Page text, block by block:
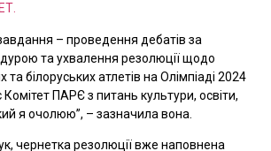
– проведення дебатів за
та ухвалення резолюції щодо
та білоруських атлетів на Олімпіаді 2024
Комітет ПАРЄ з питань культури, освіти,
я очолюю”, – зазначила вона.
чернетка резолюції вже наповнена